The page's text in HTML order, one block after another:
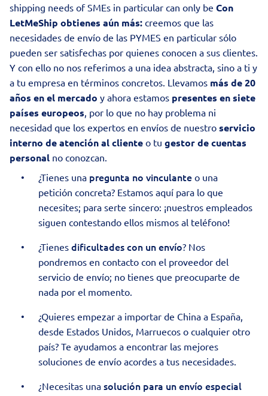
shipping needs of SMEs in particular can only be Con
LetMeShip obtienes aún más: creemos que las
necesidades de envío de las PYMES en particular sólo
pueden ser satisfechas por quienes conocen a sus clientes.
Y con ello no nos referimos a una idea abstracta, sino a ti y
a tu empresa en términos concretos. Llevamos más de 20
años en el mercado y ahora estamos presentes en siete
países europeos, por lo que no hay problema ni
necesidad que los expertos en envíos de nuestro servicio
interno de atención al cliente o tu gestor de cuentas
personal no conozcan.
¿Tienes una pregunta no vinculante o una
petición concreta? Estamos aquí para lo que
necesites; para serte sincero: ¡nuestros empleados
siguen contestando ellos mismos al teléfono!
¿Tienes dificultades con un envío? Nos
pondremos en contacto con el proveedor del
servicio de envío; no tienes que preocuparte de
nada por el momento.
¿Quieres empezar a importar de China a España,
desde Estados Unidos, Marruecos o cualquier otro
país? Te ayudamos a encontrar las mejores
soluciones de envío acordes a tus necesidades.
¿Necesitas una solución para un envío especial